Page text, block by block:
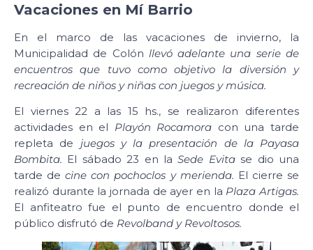
Vacaciones en Mí Barrio
En el marco de las vacaciones de invierno, la
Municipalidad de Colón llevó adelante una serie de
encuentros que tuvo como objetivo la diversión y
recreación de niños y niñas con juegos y música.
El viernes 22 a las 15 hs., se realizaron diferentes
actividades en el Playón Rocamora con una tarde
repleta de juegos y la presentación de la Payasa
Bombita. El sábado 23 en laSede Evitase dio una
tarde decine con pochoclos y merienda. El cierre se
realizó durante la jornada de ayer en la Plaza Artigas.
El anfiteatro fue el punto de encuentro donde el
público disfrutó de Revolband y Revoltosos.